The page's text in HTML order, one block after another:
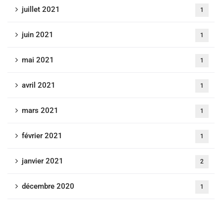
juillet 2021 1
juin 2021 1
mai 2021 1
avril 2021 1
mars 2021 1
février 2021 1
janvier 2021 2
décembre 2020 1